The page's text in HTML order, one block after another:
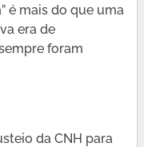
é mais do que uma
era de
foram
da CNH para